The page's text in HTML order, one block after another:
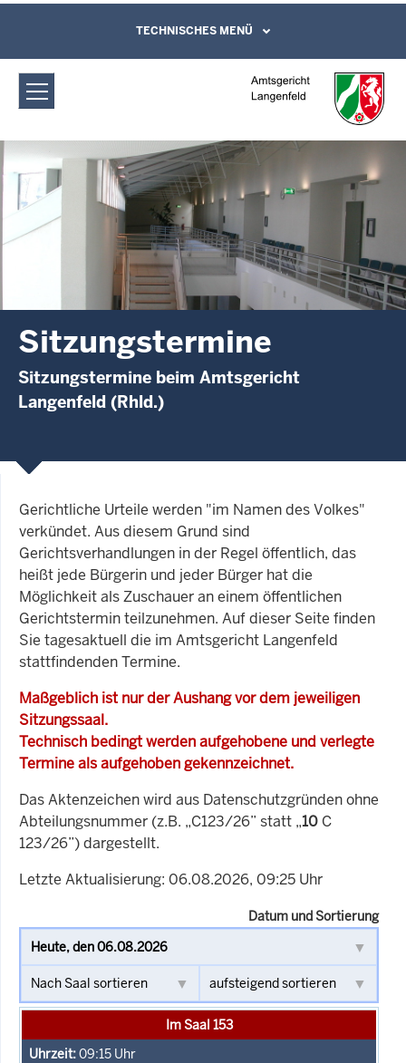
Amtsgericht Langenfeld:
Sitzungstermine
Direkt zum Inhalt
Leichte Sprache, Gebärdensprachenvideo
und Kontaktformular
TECHNISCHES MENÜ
Sitzungstermine
Sitzungstermine beim Amtsgericht
Langenfeld (Rhld.)
Gerichtliche Urteile werden "im Namen des Volkes"
verkündet. Aus diesem Grund sind
Gerichtsverhandlungen in der Regel öffentlich, das
heißt jede Bürgerin und jeder Bürger hat die
Möglichkeit als Zuschauer an einem öffentlichen
Gerichtstermin teilzunehmen. Auf dieser Seite finden
Sie tagesaktuell die im Amtsgericht Langenfeld
stattfindenden Termine.
Maßgeblich ist nur der Aushang vor dem jeweiligen
Sitzungssaal.
Technisch bedingt werden aufgehobene und verlegte
Termine als aufgehoben gekennzeichnet.
Das Aktenzeichen wird aus Datenschutzgründen ohne
Abteilungsnummer (z.B. „C123/26” statt „10 C
123/26”) dargestellt.
Letzte Aktualisierung: 06.08.2026, 09:25 Uhr
Datum und Sortierung
Im Saal 153
09:15 Uhr